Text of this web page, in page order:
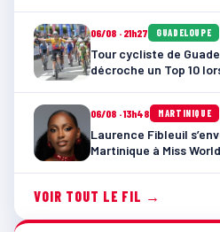
06/08 · 21h27 GUADELOUPE
Tour cycliste de
décroche un Top 10
06/08 · 13h48 MARTINIQUE
Laurence Fibleuil
Martinique à Miss
VOIR TOUT LE FIL →